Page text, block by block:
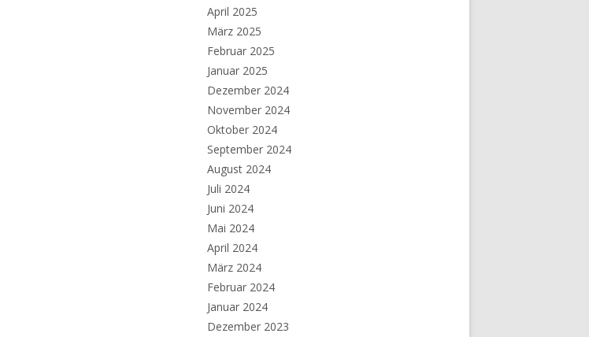
April 2025
März 2025
Februar 2025
Januar 2025
Dezember 2024
November 2024
Oktober 2024
September 2024
August 2024
Juli 2024
Juni 2024
Mai 2024
April 2024
März 2024
Februar 2024
Januar 2024
Dezember 2023